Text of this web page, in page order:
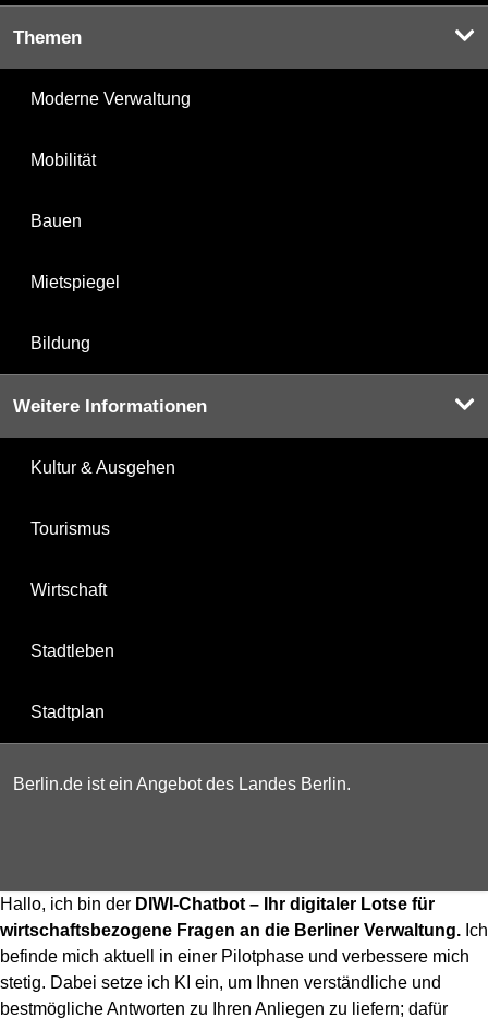
Themen
Moderne Verwaltung
Mobilität
Bauen
Mietspiegel
Bildung
Weitere Informationen
Kultur & Ausgehen
Tourismus
Wirtschaft
Stadtleben
Stadtplan
Berlin.de ist ein Angebot des Landes Berlin.
Hallo, ich bin der DIWI-Chatbot – Ihr digitaler Lotse für
wirtschaftsbezogene Fragen an die Berliner Verwaltung. Ich
befinde mich aktuell in einer Pilotphase und verbessere mich
stetig. Dabei setze ich KI ein, um Ihnen verständliche und
bestmögliche Antworten zu Ihren Anliegen zu liefern; dafür